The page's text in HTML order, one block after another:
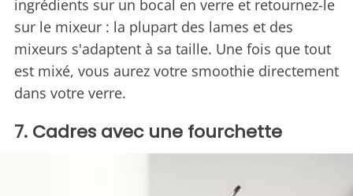
ingrédients sur un bocal en verre et retournez-le
sur le mixeur : la plupart des lames et des
mixeurs s'adaptent à sa taille. Une fois que tout
est mixé, vous aurez votre smoothie directement
dans votre verre.
7. Cadres avec une fourchette